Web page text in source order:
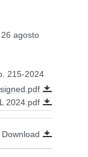
26 agosto
215-2024
2024.pdf
Download